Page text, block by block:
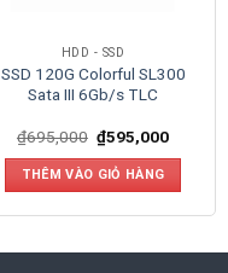
HDD - SSD
SSD 120G Colorful SL300
Sata III 6Gb/s TLC
₫695,000 ₫595,000
THÊM VÀO GIỎ HÀNG